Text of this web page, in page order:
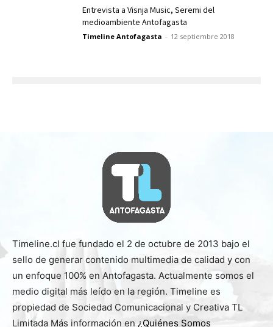
Entrevista a Visnja Music, Seremi del
medioambiente Antofagasta
Timeline Antofagasta - 12 septiembre 2018
Timeline.cl fue fundado el 2 de octubre de 2013 bajo el
sello de generar contenido multimedia de calidad y con
un enfoque 100% en Antofagasta. Actualmente somos el
medio digital más leído en la región. Timeline es
propiedad de Sociedad Comunicacional y Creativa TL
Limitada Más información en ¿Quiénes Somos